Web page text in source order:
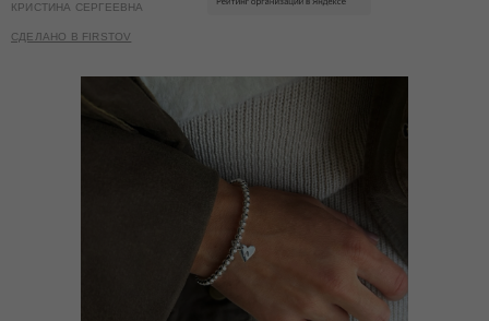
КРИСТИНА СЕРГЕЕВНА
СДЕЛАНО В FIRSTOV